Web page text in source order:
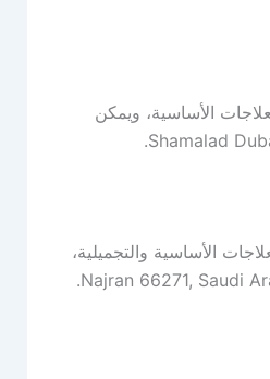
الأساسية، ويمكن
الأساسية والتجميلية،